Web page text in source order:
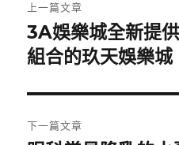
章
導
覽
上一篇文章
上
一
文
章:
3A娛樂城全新提
組合的玖天娛樂城
下一篇文章